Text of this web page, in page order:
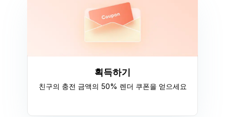
획득하기
친구의 충전 금액의 50% 렌더 쿠폰을 얻으세요